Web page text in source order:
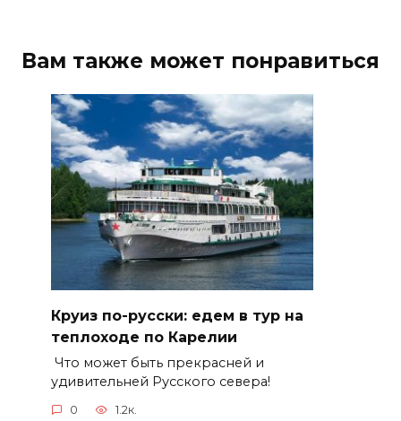
Вам также может понравиться
Круиз по-русски: едем в тур на
теплоходе по Карелии
Что может быть прекрасней и
удивительней Русского севера!
0 1.2к.